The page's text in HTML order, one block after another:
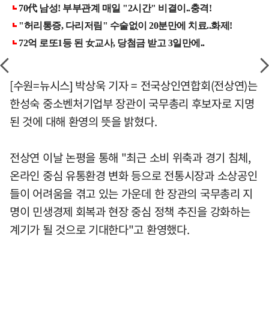
[수원=뉴시스] 박상욱 기자 = 전국상인연합회(전상연)는
한성숙 중소벤처기업부 장관이 국무총리 후보자로 지명
된 것에 대해 환영의 뜻을 밝혔다.
전상연 이날 논평을 통해 "최근 소비 위축과 경기 침체,
온라인 중심 유통환경 변화 등으로 전통시장과 소상공인
들이 어려움을 겪고 있는 가운데 한 장관의 국무총리 지
명이 민생경제 회복과 현장 중심 정책 추진을 강화하는
계기가 될 것으로 기대한다"고 환영했다.